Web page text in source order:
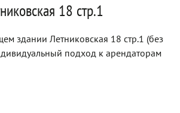
18 стр.1
здании Летниковская 18 стр.1 (без
подход к арендаторам